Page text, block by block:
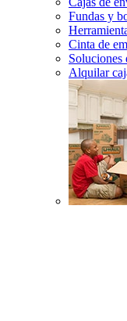
Fundas y
Cinta de
Soluciones
Alquilar